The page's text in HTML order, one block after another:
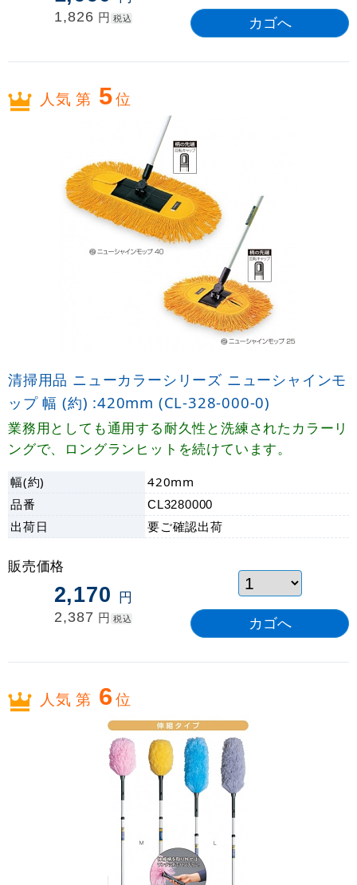
1,826 円 税込
人気 第 5位
清掃用品 ニューカラーシリーズ ニューシャインモ
ップ 幅 (約) :420mm (CL-328-000-0)
業務用としても通用する耐久性と洗練されたカラーリ
ングで、ロングランヒットを続けています。
幅(約)
420mm
品番
CL3280000
出荷日 要ご確認出荷
販売価格
2,170 円
2,387 円 税込
人気 第 6位